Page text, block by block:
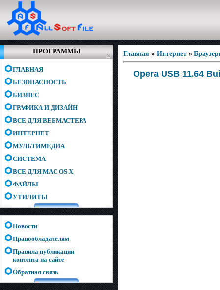
ПРОГРАММЫ
ГЛАВНАЯ
БЕЗОПАСНОСТЬ
БИЗНЕС
ГРАФИКА И ДИЗАЙН
ВСЕ ДЛЯ ВЕБМАСТЕРА
ИНТЕРНЕТ
МУЛЬТИМЕДИА
СИСТЕМА
ВСЕ ДЛЯ MAC OS X
ФАЙЛЫ
УТИЛИТЫ
Новости
Правообладателям
Правила публикации
контента на сайте
Обратная связь
Главная » Интернет »
Opera USB 11.64